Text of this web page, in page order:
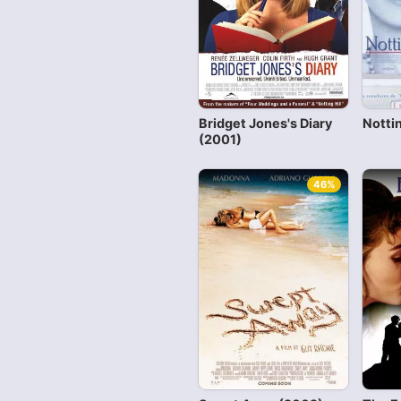
Bridget Jones's Diary
(2001)
46%